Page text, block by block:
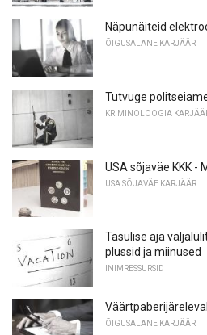
Näpunäiteid
ÕIGUSALANE KARJÄÄR
Tutvuge
KRIMINOLOOGIA
USA sõjaväe KKK -
USA SÕJAVÄE KARJÄÄR
Tasulise aja
plussid ja miinused
INIMRESSURSID
ÕIGUSALANE KARJÄÄR